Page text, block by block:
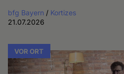
bfg Bayern / Kortizes
21.07.2026
VOR ORT